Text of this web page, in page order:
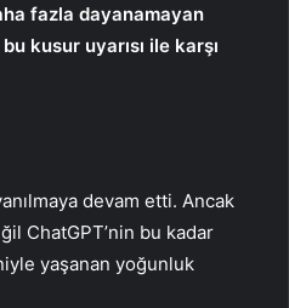
fazla dayanamayan
kusur uyarısı ile karşı
devam etti. Ancak
ChatGPT’nin bu kadar
yaşanan yoğunluk